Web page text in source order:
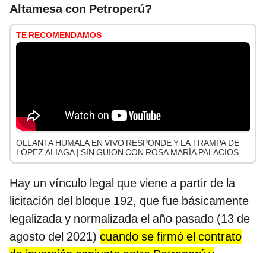
Altamesa con Petroperú?
TE RECOMENDAMOS
OLLANTA HUMALA EN VIVO RESPONDE Y LA TRAMPA DE
LÓPEZ ALIAGA | SIN GUION CON ROSA MARÍA PALACIOS
Hay un vínculo legal que viene a partir de la
licitación del bloque 192, que fue básicamente
legalizada y normalizada el año pasado (13 de
agosto del 2021) cuando se firmó el contrato